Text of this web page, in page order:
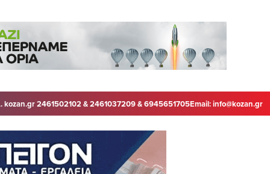
kozan.gr 2461502102 & 2461037209 & 6945651705Email:info@kozan.gr